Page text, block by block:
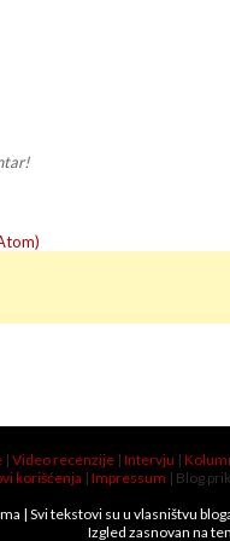
| Video recenzije| Intervju |
korišćenja | Impressum | Blog
| Svi tekstovi su u vlasništvu
Izgled zasnovan na